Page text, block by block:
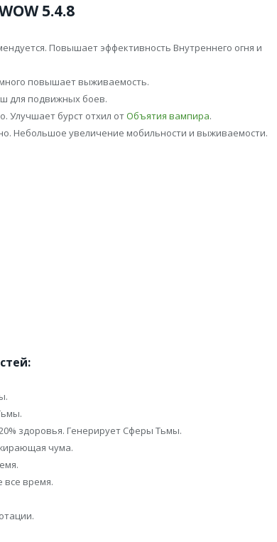
5.4.8
Повышает эффективность Внутреннего огня и
повышает выживаемость.
для подвижных боев.
Улучшает бурст отхил отОбъятия вампира.
Небольшое увеличение мобильности и выживаемости.
здоровья. Генерирует Сферы Тьмы.
чума.
все время.